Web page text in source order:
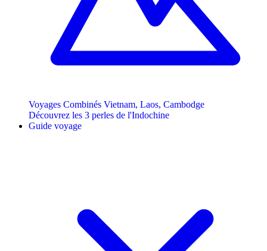
Voyages Combinés Vietnam, Laos, Cambodge
Découvrez les 3 perles de l'Indochine
Guide voyage